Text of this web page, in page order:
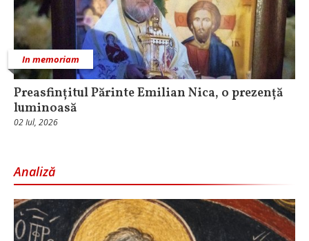
In memoriam
Preasfințitul Părinte Emilian Nica, o prezență
luminoasă
02 Iul, 2026
Analiză